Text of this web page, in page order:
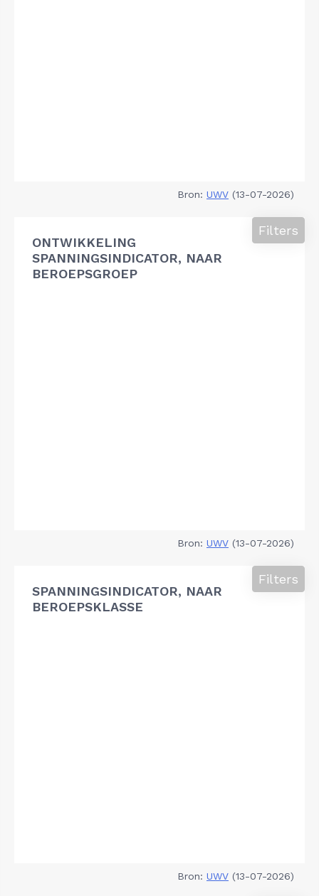
Bron: UWV (13-07-2026)
ONTWIKKELING
SPANNINGSINDICATOR, NAAR
BEROEPSGROEP
Filters
Bron: UWV (13-07-2026)
SPANNINGSINDICATOR, NAAR
BEROEPSKLASSE
Filters
Bron: UWV (13-07-2026)